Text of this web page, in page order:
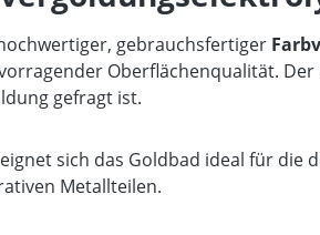
gebrauchsfertiger
Oberflächenqualität.
gefragt ist.
eignet sich das Goldbad ideal für die
Metallteilen.